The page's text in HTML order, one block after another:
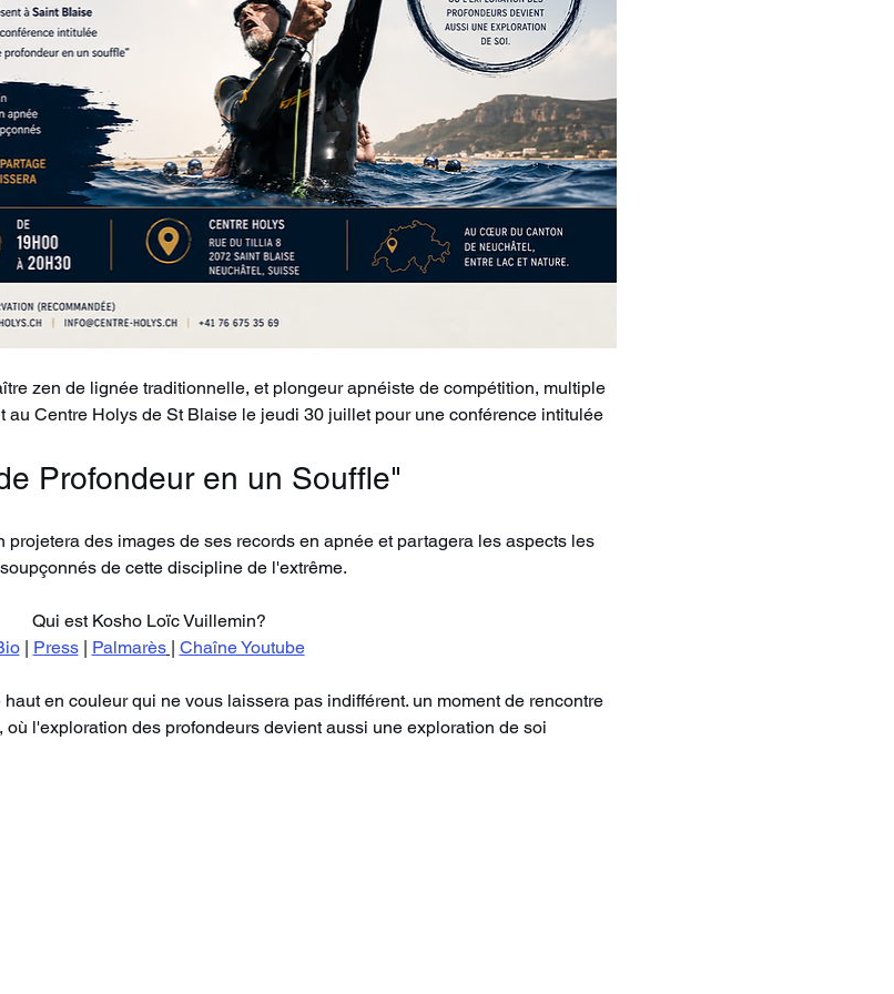
zen de lignée traditionnelle, et plongeur apnéiste de compétition, multiple
au Centre Holys de St Blaise le jeudi 30 juillet pour une conférence intitulée
Profondeur en un Souffle"
projetera des images de ses records en apnée et partagera les aspects les
de cette discipline de l'extrême.
Qui est Kosho Loïc Vuillemin?
| Press | Palmarès | Chaîne Youtube
en couleur qui ne vous laissera pas indifférent. un moment de rencontre
où l'exploration des profondeurs devient aussi une exploration de soi